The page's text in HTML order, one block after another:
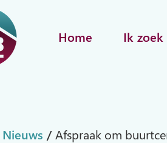
Home Ik zoek
Nieuws / Afspraak om